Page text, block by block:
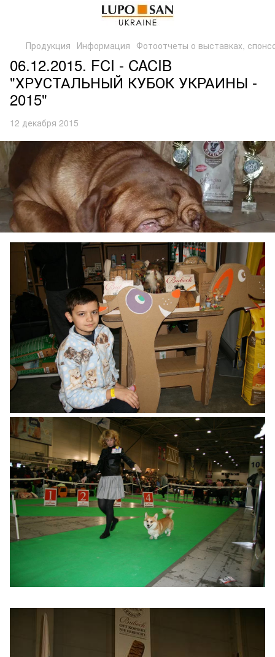
Продукция Информация Фотоотчеты о выставках,
06.12.2015. FCI - CACIB
"ХРУСТАЛЬНЫЙ КУБОК УКРАИНЫ -
2015"
12 декабря 2015